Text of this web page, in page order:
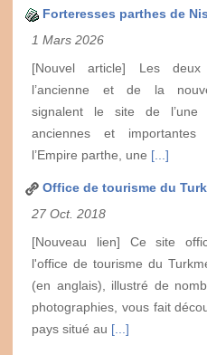
Forteresses parthes de
1 Mars 2026
[Nouvel article] Les
l’ancienne et de la
signalent le site de l’une
anciennes et
l’Empire parthe, une [...]
Office de tourisme du
27 Oct. 2018
[Nouveau lien] Ce site
l'office de tourisme du
(en anglais), illustré de
photographies, vous fait
pays situé au [...]